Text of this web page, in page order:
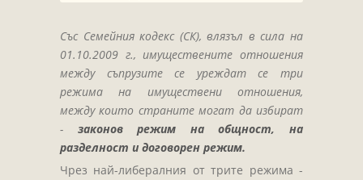
Сделки с недвижими имоти
Сделки с МПС
Ипотеки
Удостоверявания
Нотариални покани
Констативни протоколи
Със Семейния кодекс (СК), влязъл в сила на
01.10.2009 г., имуществените отношения
между съпрузите се уреждат се три
режима на имуществени отношения,
между които страните могат да избират
- законов режим на общност, на
разделност и договорен режим.
Чрез най-либералния от трите режима -